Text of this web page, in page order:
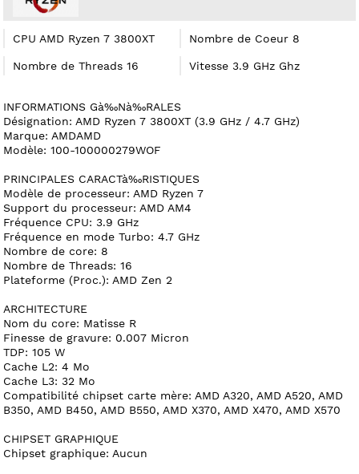
CPU AMD Ryzen 7 3800XT Nombre de Coeur 8
Nombre de Threads 16 Vitesse 3.9 GHz Ghz
INFORMATIONS Gà‰Nà‰RALES
Désignation: AMD Ryzen 7 3800XT (3.9 GHz / 4.7 GHz)
Marque: AMDAMD
Modèle: 100-100000279WOF
PRINCIPALES CARACTà‰RISTIQUES
Modèle de processeur: AMD Ryzen 7
Support du processeur: AMD AM4
Fréquence CPU: 3.9 GHz
Fréquence en mode Turbo: 4.7 GHz
Nombre de core: 8
Nombre de Threads: 16
Plateforme (Proc.): AMD Zen 2
ARCHITECTURE
Nom du core: Matisse R
Finesse de gravure: 0.007 Micron
TDP: 105 W
Cache L2: 4 Mo
Cache L3: 32 Mo
Compatibilité chipset carte mère: AMD A320, AMD A520, AMD
B350, AMD B450, AMD B550, AMD X370, AMD X470, AMD X570
CHIPSET GRAPHIQUE
Chipset graphique: Aucun